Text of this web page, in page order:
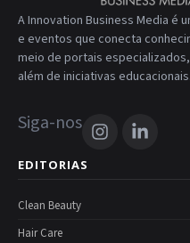
A Innovation Business Media é
e eventos que conecta
meio de portais
além de iniciativas educacionais.
Siga-nos
EDITORIAS
Clean Beauty
Hair Care